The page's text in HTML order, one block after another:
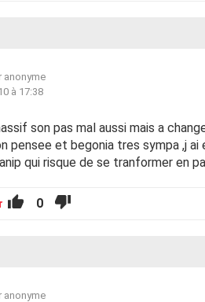
anonyme
à 17:38
son pas mal aussi mais a
pensee et begonia tres sympa ,j ai
qui risque de se tranformer en
0
anonyme